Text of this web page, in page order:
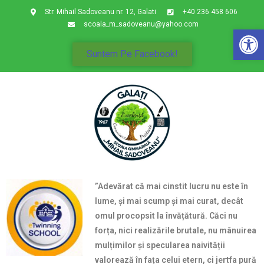
Suntem Pe Facebook!
Str. Mihail Sadoveanu nr. 12, Galati
+40 236 458 606
scoala_m_sadoveanu@yahoo.com
”Adevărat că mai cinstit lucru nu este în
lume, și mai scump și mai curat, decât
omul procopsit la învățătură. Căci nu
forța, nici realizările brutale, nu mânuirea
mulțimilor și specularea naivității
valorează în fața celui etern, ci jertfa pură